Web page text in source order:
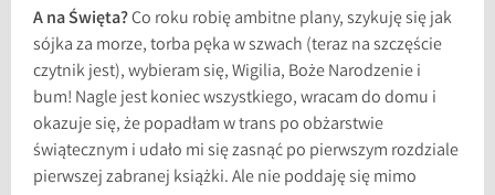
A na Święta?Co roku robię ambitne plany, szykuję się jak
sójka za morze, torba pęka w szwach (teraz na szczęście
czytnik jest), wybieram się, Wigilia, Boże Narodzenie i
bum! Nagle jest koniec wszystkiego, wracam do domu i
okazuje się, że popadłam w trans po obżarstwie
świątecznym i udało mi się zasnąć po pierwszym rozdziale
pierwszej zabranej książki. Ale nie poddaję się mimo